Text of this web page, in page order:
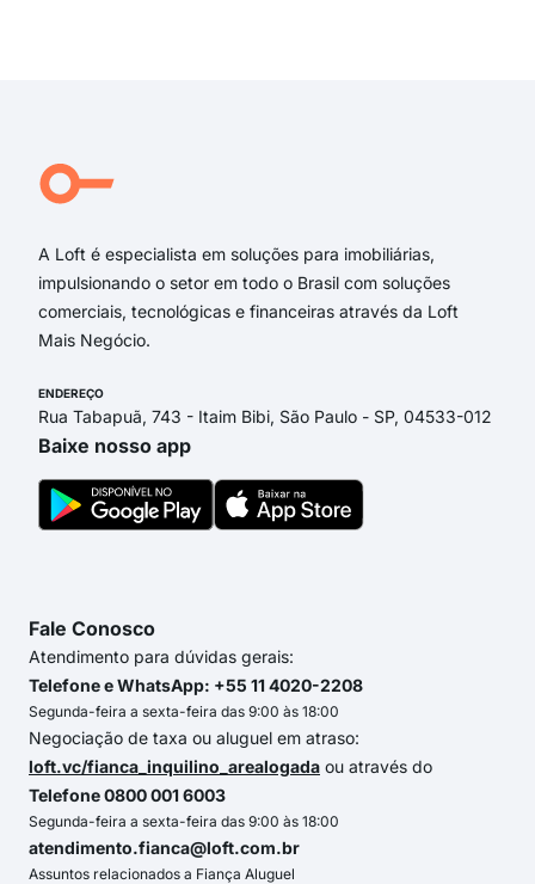
A Loft é especialista em soluções para imobiliárias,
impulsionando o setor em todo o Brasil com soluções
comerciais, tecnológicas e financeiras através da Loft
Mais Negócio.
ENDEREÇO
Rua Tabapuã, 743 - Itaim Bibi, São Paulo - SP, 04533-012
Baixe nosso app
Fale Conosco
Atendimento para dúvidas gerais:
Telefone e WhatsApp: +55 11 4020-2208
Segunda-feira a sexta-feira das 9:00 às 18:00
Negociação de taxa ou aluguel em atraso:
loft.vc/fianca_inquilino_arealogada ou através do
Telefone 0800 001 6003
Segunda-feira a sexta-feira das 9:00 às 18:00
atendimento.fianca@loft.com.br
Assuntos relacionados a Fiança Aluguel